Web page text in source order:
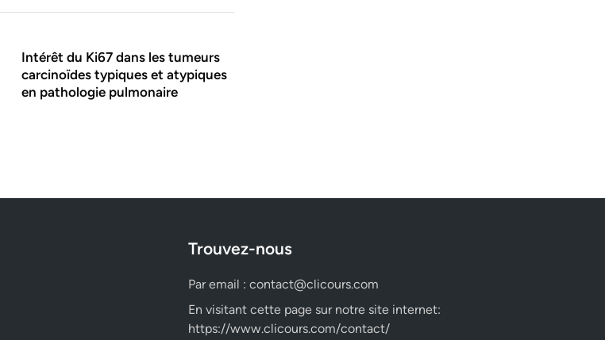
Intérêt du Ki67 dans les tumeurs
carcinoïdes typiques et atypiques
en pathologie pulmonaire
Trouvez-nous
Par email : contact@clicours.com
En visitant cette page sur notre site internet:
https://www.clicours.com/contact/